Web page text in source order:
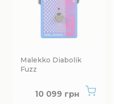
Malekko Diabolik
Fuzz
10 099 грнНет в наличии